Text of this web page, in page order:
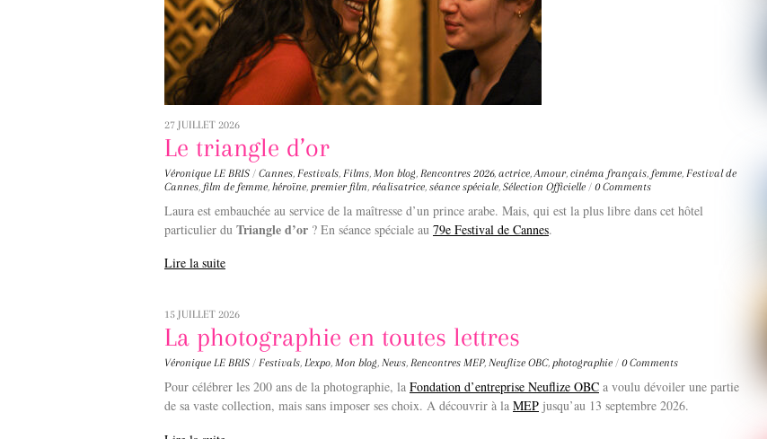
27 JUILLET 2026
Le triangle d’or
Véronique LE BRIS / Cannes, Festivals, Films, Mon blog, Rencontres 2026, actrice, Amour, cinéma français, femme, Festival de
Cannes, film de femme, héroïne, premier film, réalisatrice, séance spéciale, Sélection Officielle / 0 Comments
Laura est embauchée au service de la maîtresse d’un prince arabe. Mais, qui est la plus libre dans cet hôtel
particulier du Triangle d’or ? En séance spéciale au 79e Festival de Cannes.
Lire la suite
15 JUILLET 2026
La photographie en toutes lettres
Véronique LE BRIS / Festivals, L'expo, Mon blog, News, Rencontres MEP, Neuflize OBC, photographie / 0 Comments
Pour célébrer les 200 ans de la photographie, la Fondation d’entreprise Neuflize OBC a voulu dévoiler une partie
de sa vaste collection, mais sans imposer ses choix. A découvrir à la MEP jusqu’au 13 septembre 2026.